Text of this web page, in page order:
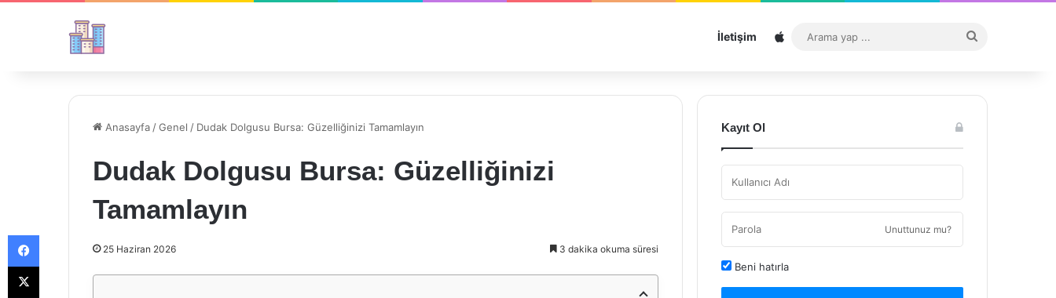
İletişim Sitemap
...
Anasayfa /Genel / Dudak Dolgusu Bursa: Güzelliğinizi Tamamlayın
Dudak Dolgusu Bursa: Güzelliğinizi
Tamamlayın
25 Haziran 2026 3 dakika okuma süresi
Kayıt Ol
Unuttunuz mu?
Beni hatırla
Facebook
X